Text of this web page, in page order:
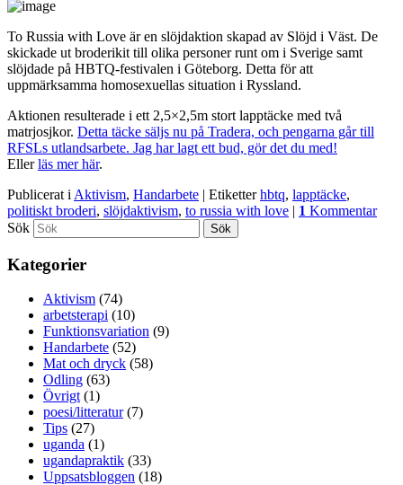
To Russia with Love är en slöjdaktion skapad av Slöjd i Väst. De
skickade ut broderikit till olika personer runt om i Sverige samt
slöjdade på HBTQ-festivalen i Göteborg. Detta för att
uppmärksamma homosexuellas situation i Ryssland.
Aktionen resulterade i ett 2,5×2,5m stort lapptäcke med två
matrjosjkor. Detta täcke säljs nu på Tradera, och pengarna går till
RFSLs utlandsarbete. Jag har lagt ett bud, gör det du med!
Ellerläs mer här.
Publicerat i Aktivism, Handarbete | Etiketter hbtq, lapptäcke,
politiskt broderi, slöjdaktivism, to russia with love | 1 Kommentar
Sök
Kategorier
Aktivism (74)
arbetsterapi (10)
Funktionsvariation (9)
Handarbete (52)
Mat och dryck (58)
Odling (63)
Övrigt(1)
poesi/litteratur(7)
Tips (27)
uganda (1)
ugandapraktik (33)
Uppsatsbloggen (18)